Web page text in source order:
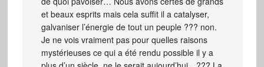
et beaux esprits mais cela suffit il a catalyser,
galvaniser l’énergie de tout un peuple ??? non.
Je ne vois vraiment pas pour quelles raisons
mystérieuses ce qui a été rendu possible il y a